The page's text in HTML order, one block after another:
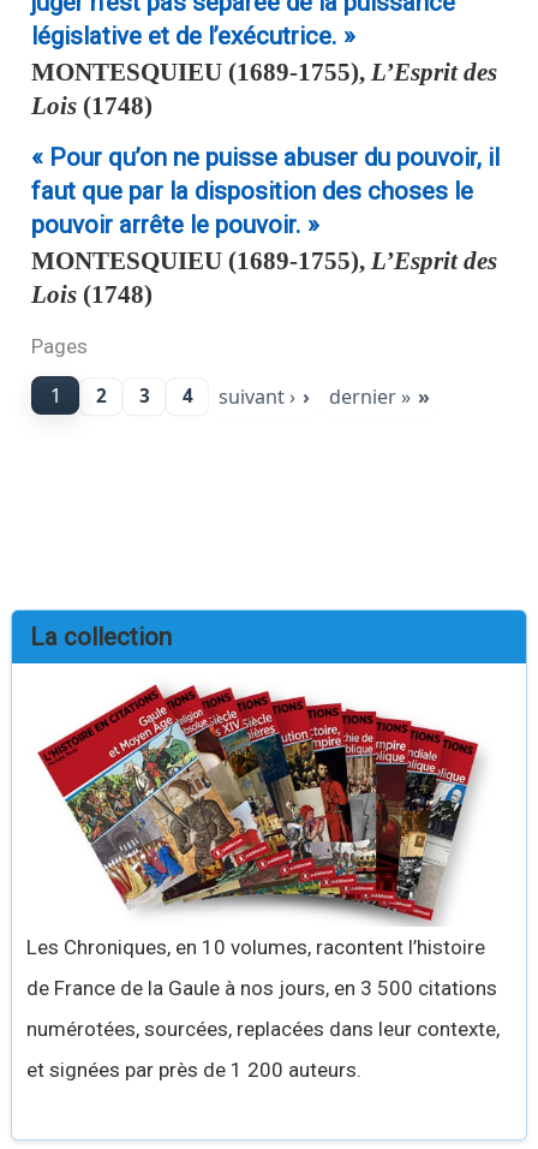
législative et de l’exécutrice. »
MONTESQUIEU (1689-1755), L’Esprit des
Lois (1748)
« Pour qu’on ne puisse abuser du pouvoir, il
faut que par la disposition des choses le
pouvoir arrête le pouvoir. »
MONTESQUIEU (1689-1755), L’Esprit des
Lois (1748)
Pages
1 2 3 4 suivant › dernier »
La collection
Les Chroniques, en 10 volumes, racontent l’histoire
de France de la Gaule à nos jours, en 3 500 citations
numérotées, sourcées, replacées dans leur contexte,
et signées par près de 1 200 auteurs.